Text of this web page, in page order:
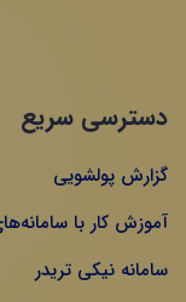
دسترسی سریع
گزارش پولشویی
آموزش کار با
سامانه نیکی تریدر